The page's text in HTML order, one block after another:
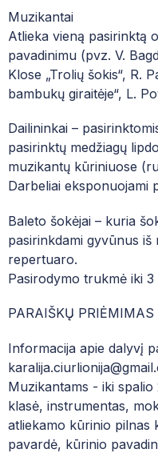
Muzikantai
Atlieka vieną pasirinktą
pavadinimu (pvz. V.
Klose „Trolių šokis“, R.
bambukų giraitėje“, L.
Dailininkai –
pasirinktų medžiagų
muzikantų kūriniuose
Darbeliai eksponuojami
Baleto šokėjai – kuria
pasirinkdami gyvūnus
repertuaro.
Pasirodymo trukmė iki 3
PARAIŠKŲ PRIĖMIMAS
Informacija apie dalyvį
Muzikantams - iki
klasė, instrumentas,
atliekamo kūrinio pilnas
pavardė, kūrinio